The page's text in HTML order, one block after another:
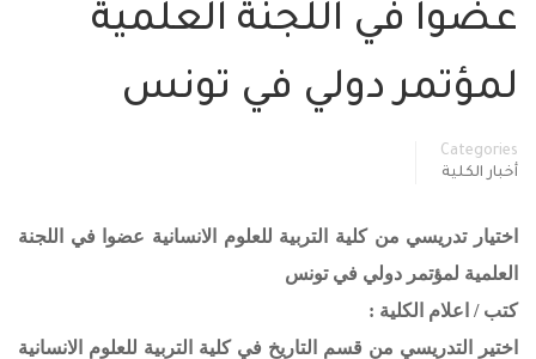
عضوا في اللجنة العلمية
لمؤتمر دولي في تونس
Categories
أخبار الكلية
اختيار تدريسي من كلية التربية للعلوم الانسانية عضوا في اللجنة
العلمية لمؤتمر دولي في تونس
كتب / اعلام الكلية :
اختير التدريسي من قسم التاريخ في كلية التربية للعلوم الانسانية